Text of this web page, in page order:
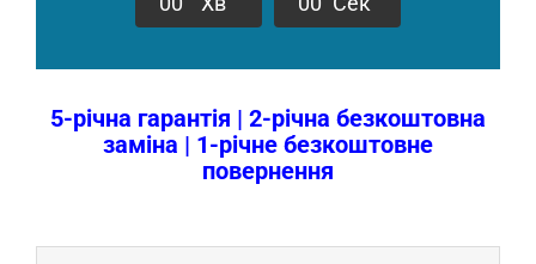
5-річна гарантія | 2-річна безкоштовна
заміна | 1-річне безкоштовне
повернення